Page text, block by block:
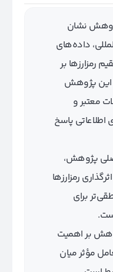
نشان
داده‌های
رمزارزها بر
این پژوهش
معتبر و
پاسخ
پژوهش،
رمزارزها
برای
بر اهمیت
مؤثر میان